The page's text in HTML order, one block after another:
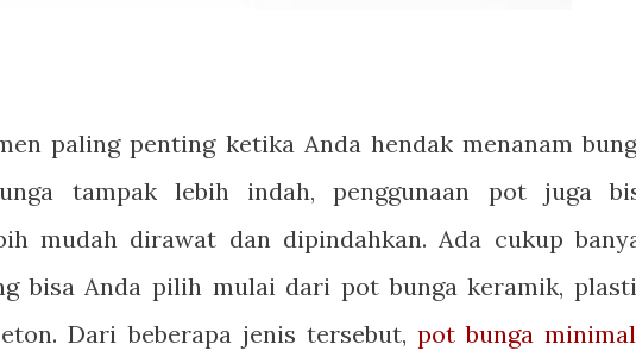
paling penting ketika Anda hendak menanam
tampak lebih indah, penggunaan pot juga
mudah dirawat dan dipindahkan. Ada cukup
bisa Anda pilih mulai dari pot bunga keramik,
Dari beberapa jenis tersebut, pot bunga